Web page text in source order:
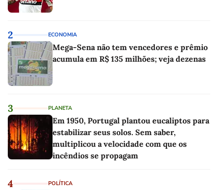
2 ECONOMIA
Mega-Sena não tem vencedores e prêmio
acumula em R$ 135 milhões; veja dezenas
3 PLANETA
Em 1950, Portugal plantou eucaliptos para
estabilizar seus solos. Sem saber,
multiplicou a velocidade com que os
incêndios se propagam
4 POLÍTICA